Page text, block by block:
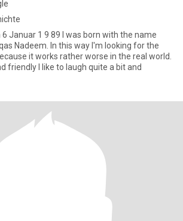
Januar 1 9 89 I was born with the name
Nadeem. In this way I'm looking for the
it works rather worse in the real world.
friendly I like to laugh quite a bit and